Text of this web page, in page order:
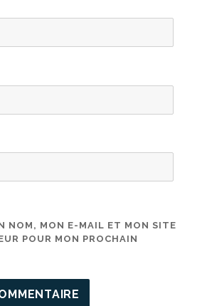
NOM, MON E-MAIL ET MON SITE
POUR MON PROCHAIN